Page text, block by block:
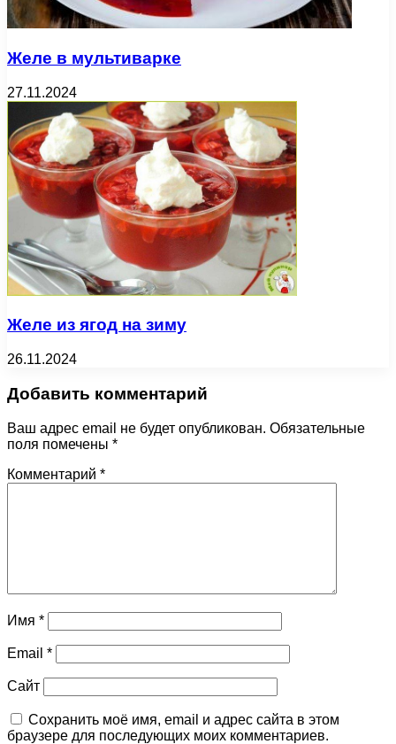
Желе в мультиварке
27.11.2024
Желе из ягод на зиму
26.11.2024
Добавить комментарий
Ваш адрес email не будет опубликован. Обязательные
поля помечены *
Комментарий *
Имя *
Email *
Сайт
Сохранить моё имя, email и адрес сайта в этом
браузере для последующих моих комментариев.